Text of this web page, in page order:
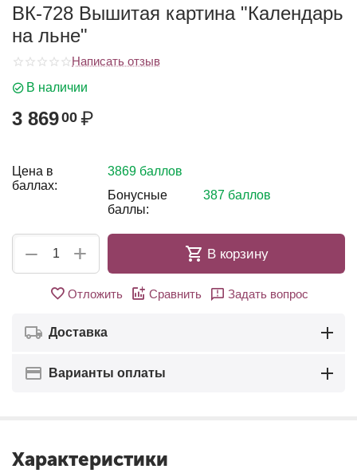
ВК-728 Вышитая картина "Календарь
на льне"
Написать отзыв
В наличии
3 86900 ₽
Цена в
баллах:
3869 баллов
Бонусные
баллы:
387 баллов
+
− В корзину
Отложить Сравнить Задать вопрос
Доставка
Варианты оплаты
Характеристики